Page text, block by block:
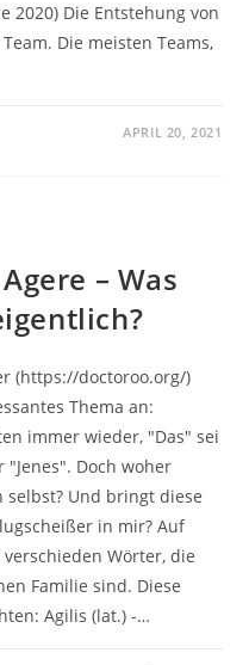
2020) Die Entstehung von
Die meisten Teams,
APRIL 20, 2021
– Was
(https://doctoroo.org/)
Thema an:
immer wieder, "Das" sei
Doch woher
Und bringt diese
in mir? Auf
Wörter, die
Familie sind. Diese
Agilis (lat.) -…